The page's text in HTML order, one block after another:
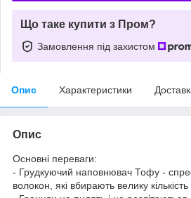
Що таке купити з Пром?
Замовлення під захистом
Опис Характеристики
Опис
Основні переваги:
- Грудкуючий наповнювач Тофу -
волокон, які вбирають велику кількість